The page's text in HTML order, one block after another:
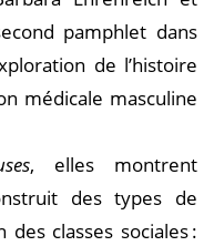
pamphlet dans
de l’histoire
médicale masculine
, elles montrent
des types de
classes sociales :